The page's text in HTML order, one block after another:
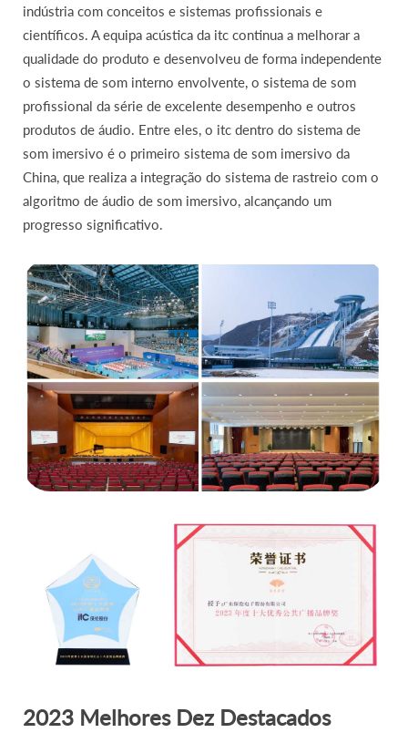
indústria com conceitos e sistemas profissionais e
científicos. A equipa acústica da itc continua a melhorar a
qualidade do produto e desenvolveu de forma independente
o sistema de som interno envolvente, o sistema de som
profissional da série de excelente desempenho e outros
produtos de áudio. Entre eles, o itc dentro do sistema de
som imersivo é o primeiro sistema de som imersivo da
China, que realiza a integração do sistema de rastreio com o
algoritmo de áudio de som imersivo, alcançando um
progresso significativo.
2023 Melhores Dez Destacados